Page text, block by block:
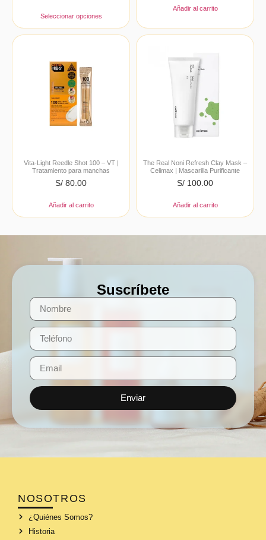
Seleccionar opciones
Añadir al carrito
Vita-Light Reedle Shot 100 – VT |
Tratamiento para manchas
S/ 80.00
Añadir al carrito
The Real Noni Refresh Clay Mask –
Celimax | Mascarilla Purificante
S/ 100.00
Añadir al carrito
Suscríbete
Enviar
NOSOTROS
¿Quiénes Somos?
Historia